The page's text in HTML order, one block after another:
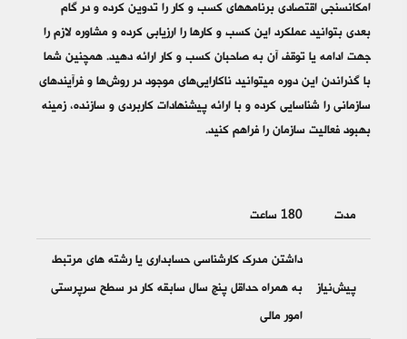
امکان‎سنجی اقتصادی برنامه­‎های کسب و کار­ را تدوین کرده و در گام
بعدی بتوانید عملکرد این کسب و کارها را ارزیابی کرده و مشاوره لازم را
جهت ادامه یا توقف آن به صاحبان کسب و کار ارائه دهید. همچنین شما
با گذراندن این دوره می­‎توانید ناکارایی‌­های موجود در روش­‌ها و فرآیندهای
سازمانی را شناسایی کرده و با ارائه پیشنهادات کاربردی و سازنده، زمینه
بهبود فعالیت سازمان را فراهم کنید.
مدت 180 ساعت
پیش‌نیاز
داشتن مدرک کارشناسی حسابداری یا رشته های مرتبط
به همراه حداقل پنج سال سابقه کار در سطح سرپرستی
امور مالی